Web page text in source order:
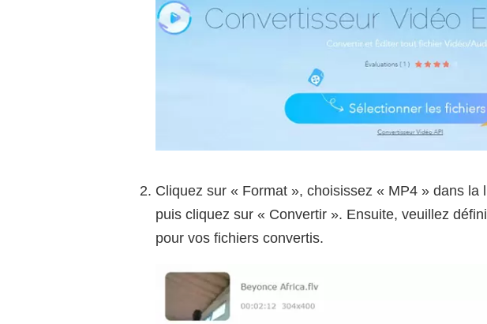
Cliquez sur « Format », choisissez « MP4 » dans la
puis cliquez sur « Convertir ». Ensuite, veuillez
pour vos fichiers convertis.